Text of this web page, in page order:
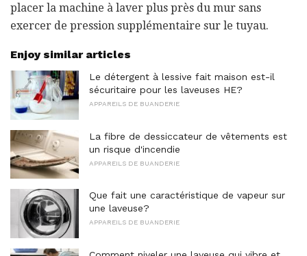
placer la machine à laver plus près du mur sans
exercer de pression supplémentaire sur le tuyau.
Enjoy similar articles
Le détergent à lessive fait maison est-il
sécuritaire pour les laveuses HE?
APPAREILS DE BUANDERIE
La fibre de dessiccateur de vêtements est
un risque d'incendie
APPAREILS DE BUANDERIE
Que fait une caractéristique de vapeur sur
une laveuse?
APPAREILS DE BUANDERIE